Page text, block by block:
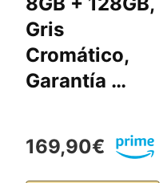
Gris
Cromático,
Garantía …
169,90€